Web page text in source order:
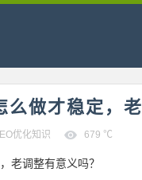
做才稳定，
优化知识 679 ℃
老调整有意义吗？